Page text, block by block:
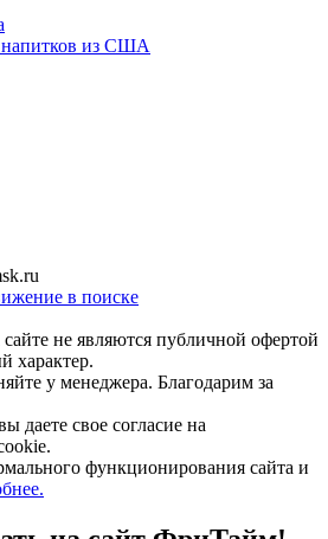
из США
в поиске
не являются публичной офертой
характер.
у менеджера. Благодарим за
даете свое согласие на
функционирования сайта и